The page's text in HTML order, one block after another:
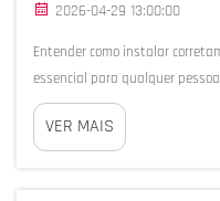
2026-04-29 13:00:00
Entender como instalar
essencial para qualquer
aplicações automotivas ou
solenoide funciona como um
VER MAIS